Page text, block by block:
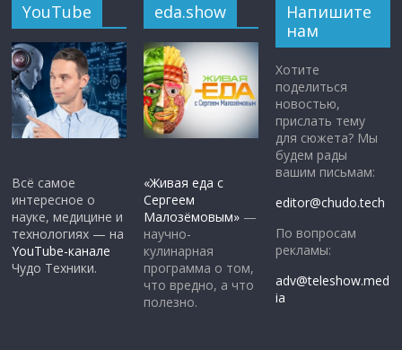
YouTube
Всё самое
интересное о
науке, медицине и
технологиях — на
YouTube-канале
Чудо Техники.
eda.show
«Живая еда с
Сергеем
Малозёмовым» —
научно-
кулинарная
программа о том,
что вредно, а что
полезно.
Напишите
нам
Хотите
поделиться
новостью,
прислать тему
для сюжета? Мы
будем рады
вашим письмам:
editor@chudo.tech
По вопросам
рекламы:
adv@teleshow.med
ia